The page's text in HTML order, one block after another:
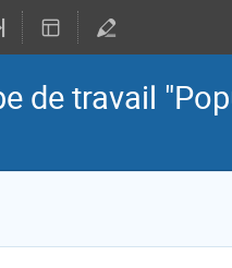
de travail